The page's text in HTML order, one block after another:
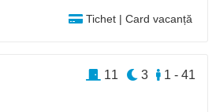
Tichet | Card vacanță
1 - 41
3
11